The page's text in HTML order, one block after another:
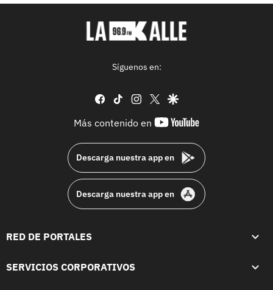
Síguenos en:
facebook
tiktok instagram
twittergoogle
Más contenido en
youtube-
Descarga nuestra app en
Descarga nuestra app en
RED DE PORTALES
SERVICIOS CORPORATIVOS